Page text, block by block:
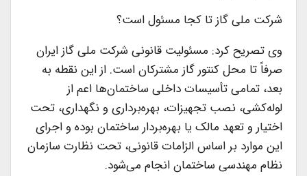
شرکت ملی گاز تا کجا مسئول است؟
وی تصریح کرد: مسئولیت قانونی شرکت ملی گاز ایران
صرفاً تا محل کنتور گاز مشترکان است. از این نقطه به
بعد، تمامی تأسیسات داخلی ساختمان‌ها اعم از
لوله‌کشی، نصب تجهیزات، بهره‌برداری و نگهداری، تحت
اختیار و تعهد مالک یا بهره‌بردار ساختمان بوده و اجرای
این موارد بر اساس الزامات قانونی، تحت نظارت سازمان
نظام مهندسی ساختمان انجام می‌شود.